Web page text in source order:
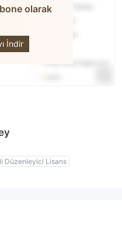
olarak
İndir
Düzenleyici Lisans